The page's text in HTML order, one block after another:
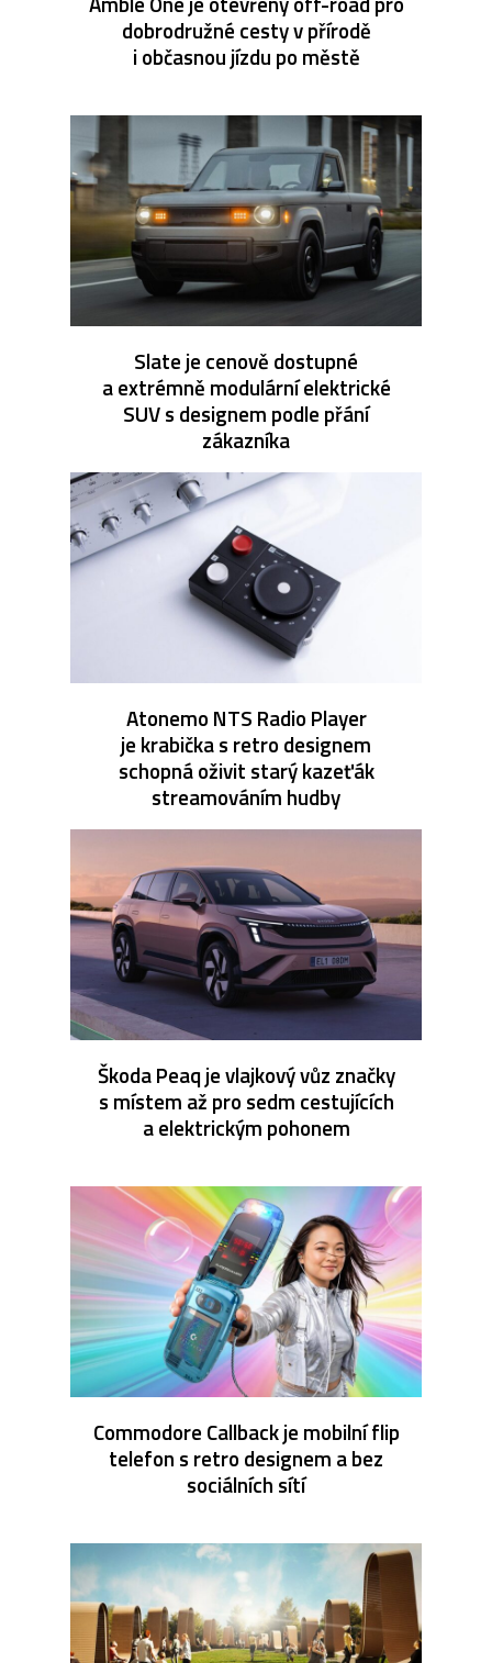
dobrodružné cesty v přírodě
i občasnou jízdu po městě
Slate je cenově dostupné
a extrémně modulární elektrické
SUV s designem podle přání
zákazníka
Atonemo NTS Radio Player
je krabička s retro designem
schopná oživit starý kazeťák
streamováním hudby
Škoda Peaq je vlajkový vůz značky
s místem až pro sedm cestujících
a elektrickým pohonem
Commodore Callback je mobilní flip
telefon s retro designem a bez
sociálních sítí